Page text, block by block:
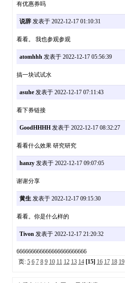
有优惠券吗
说辞发表于 2022-12-17 01:10:31
看看。 我也参观参观
atomhhh发表于 2022-12-17 05:56:39
搞一块试试水
asuhe发表于 2022-12-17 07:11:43
看下券链接
GoodHHHH发表于 2022-12-17 08:32:27
看看什么效果 研究研究
hanzy发表于 2022-12-17 09:07:05
谢谢分享
黄生发表于 2022-12-17 09:15:30
看看。你是什么样的
Tivon发表于 2022-12-17 21:20:32
666666666666666666666666
页: 5 6 7 8 9 10 11 12 13 14 [15] 16 17 18 19